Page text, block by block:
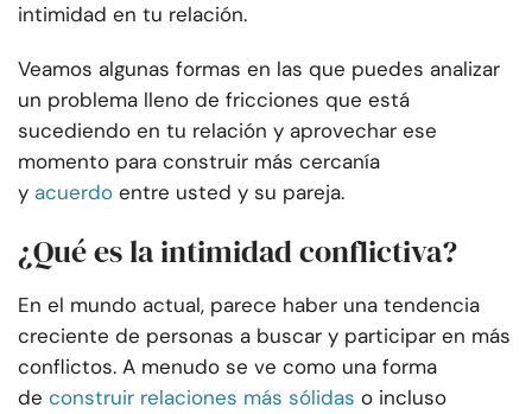
intimidad en tu relación.
Veamos algunas formas en las que puedes analizar
un problema lleno de fricciones que está
sucediendo en tu relación y aprovechar ese
momento para construir más cercanía
y acuerdo entre usted y su pareja.
¿Qué es la intimidad conflictiva?
En el mundo actual, parece haber una tendencia
creciente de personas a buscar y participar en más
conflictos. A menudo se ve como una forma
de construir relaciones más sólidas o incluso